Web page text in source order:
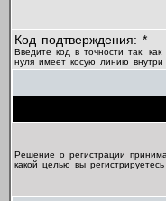
Код подтверждения: *
Введите код в точности так,
нуля имеет косую линию
Решение о регистрации
какой целью вы